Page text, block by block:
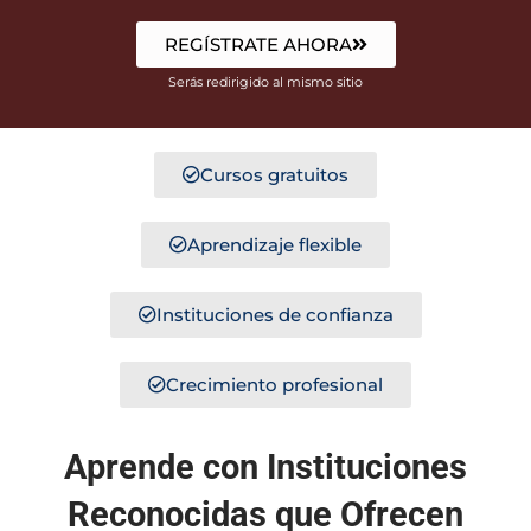
REGÍSTRATE AHORA
Serás redirigido al mismo sitio
Cursos gratuitos
Aprendizaje flexible
Instituciones de confianza
Crecimiento profesional
Aprende con Instituciones
Reconocidas que Ofrecen